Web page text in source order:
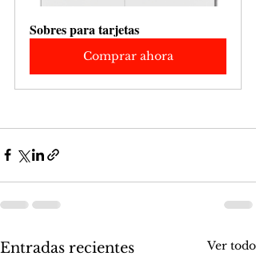
Sobres para tarjetas
Comprar ahora
Entradas recientes Ver todo